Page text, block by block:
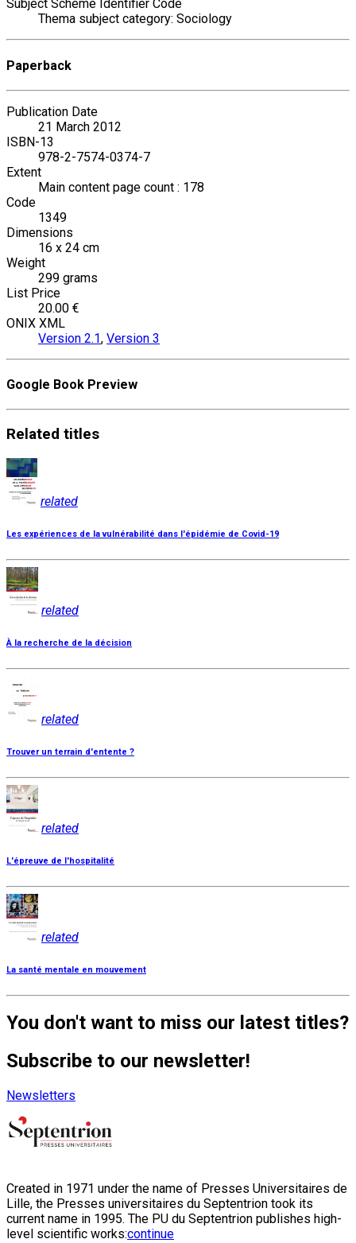
Subject Scheme Identifier Code
Thema subject category: Sociology
Paperback
Publication Date
21 March 2012
ISBN-13
978-2-7574-0374-7
Extent
Main content page count : 178
Code
1349
Dimensions
16 x 24 cm
Weight
299 grams
List Price
20.00 €
ONIX XML
Version 2.1, Version 3
Google Book Preview
Related titles
related
Les expériences de la vulnérabilité dans l'épidémie de Covid-19
related
À la recherche de la décision
related
Trouver un terrain d'entente ?
related
L'épreuve de l'hospitalité
related
La santé mentale en mouvement
You don't want to miss our latest titles?
Subscribe to our newsletter!
Newsletters
Created in 1971 under the name of Presses Universitaires de
Lille, the Presses universitaires du Septentrion took its
current name in 1995. The PU du Septentrion publishes high-
level scientific works:continue